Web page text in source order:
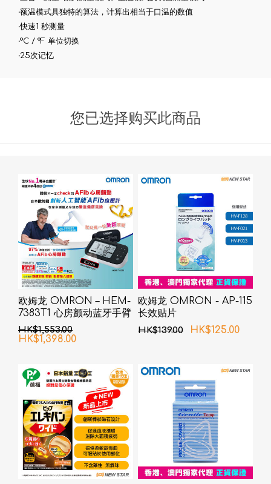
‧额温模式具独特的算法，计算出相当于口温的数值
‧快速1 秒测量
‧°C / °F 单位切换
‧25次记忆
您已选择购买此商品
欧姆龙 OMRON – HEM-
7383T1 心房颤动蓝牙手臂
式血压计
HK$1,553.00
HK$1,398.00
欧姆龙 OMRON - AP-115
长效贴片
HK$139.00 HK$125.00